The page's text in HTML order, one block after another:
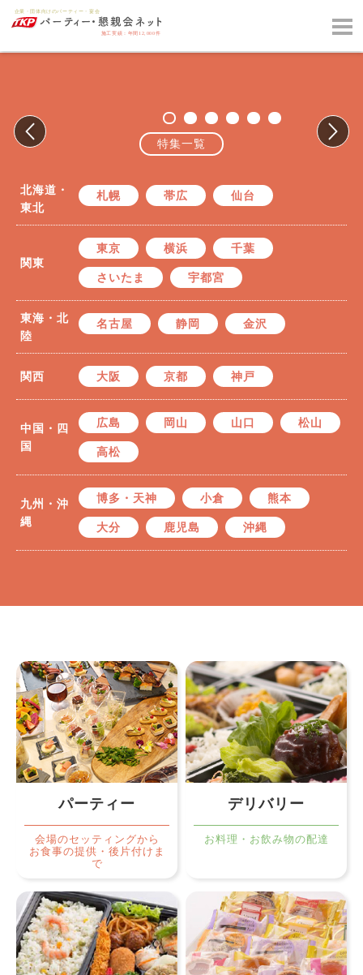
特集一覧
北海道・
東北
札幌 帯広 仙台
関東
東京 横浜 千葉
さいたま 宇都宮
東海・北
陸
名古屋 静岡 金沢
関西 大阪 京都 神戸
中国・四
国
広島 岡山 山口 松山
高松
九州・沖
縄
博多・天神 小倉 熊本
大分 鹿児島 沖縄
パーティー
会場のセッティングから
お食事の提供・後片付けま
で
デリバリー
お料理・お飲み物の配達